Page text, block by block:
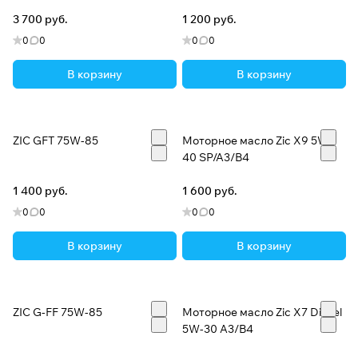
3 700 руб.
0 0
В корзину
1 200 руб.
0 0
В корзину
ZIC GFT 75W-85
1 400 руб.
0 0
В корзину
Моторное масло Zic X9 5W-
40 SP/A3/B4
1 600 руб.
0 0
В корзину
ZIC G-FF 75W-85
Моторное масло Zic X7 Diesel
5W-30 A3/B4